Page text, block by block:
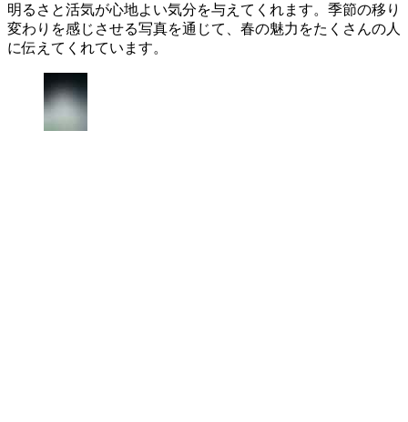
明るさと活気が心地よい気分を与えてくれます。季節の移り
変わりを感じさせる写真を通じて、春の魅力をたくさんの人
に伝えてくれています。